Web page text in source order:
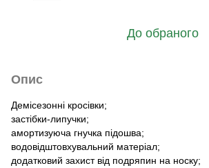
До обраного
Опис
Демісезонні кросівки;
застібки-липучки;
амортизуюча гнучка підошва;
водовідштовхувальний матеріал;
додатковий захист від подряпин на носку;